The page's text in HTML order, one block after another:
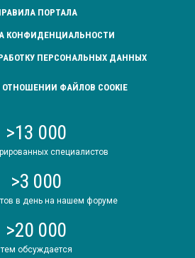
ПОРТАЛА
КОНФИДЕНЦИАЛЬНОСТИ
ПЕРСОНАЛЬНЫХ ДАННЫХ
ФАЙЛОВ COOKIE
>13 000
специалистов
>3 000
в день на нашем форуме
>20 000
тем обсуждается